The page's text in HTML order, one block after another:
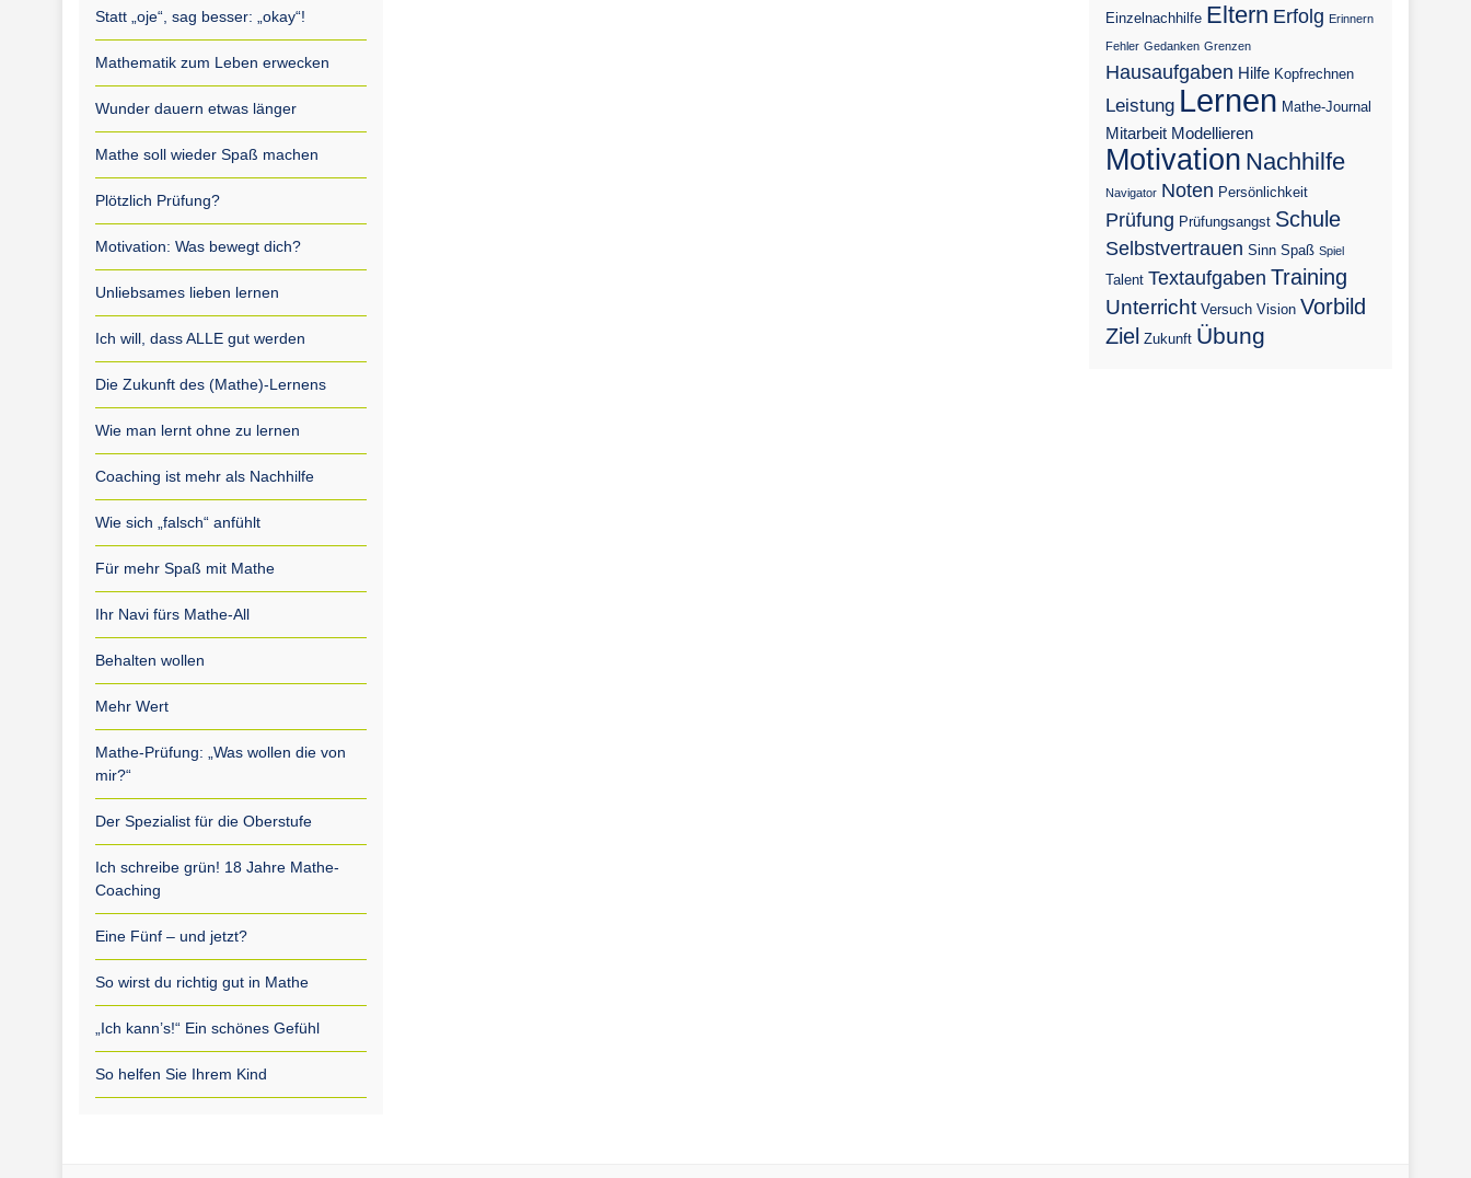
Statt „oje“, sag besser: „okay“!
Mathematik zum Leben erwecken
Wunder dauern etwas länger
Mathe soll wieder Spaß machen
Plötzlich Prüfung?
Motivation: Was bewegt dich?
Unliebsames lieben lernen
Ich will, dass ALLE gut werden
Die Zukunft des (Mathe)-Lernens
Wie man lernt ohne zu lernen
Coaching ist mehr als Nachhilfe
Wie sich „falsch“ anfühlt
Für mehr Spaß mit Mathe
Ihr Navi fürs Mathe-All
Behalten wollen
Mehr Wert
Mathe-Prüfung: „Was wollen die von
mir?“
Der Spezialist für die Oberstufe
Ich schreibe grün! 18 Jahre Mathe-
Coaching
Eine Fünf – und jetzt?
So wirst du richtig gut in Mathe
„Ich kann’s!“ Ein schönes Gefühl
So helfen Sie Ihrem Kind
Einzelnachhilfe Eltern Erfolg Erinnern
Fehler Gedanken Grenzen
Hausaufgaben Hilfe Kopfrechnen
Leistung Lernen Mathe-Journal
Mitarbeit Modellieren
Motivation Nachhilfe
Navigator Noten Persönlichkeit
Prüfung Prüfungsangst Schule
Selbstvertrauen Sinn Spaß Spiel
Talent Textaufgaben Training
Unterricht Versuch Vision Vorbild
Ziel Zukunft Übung